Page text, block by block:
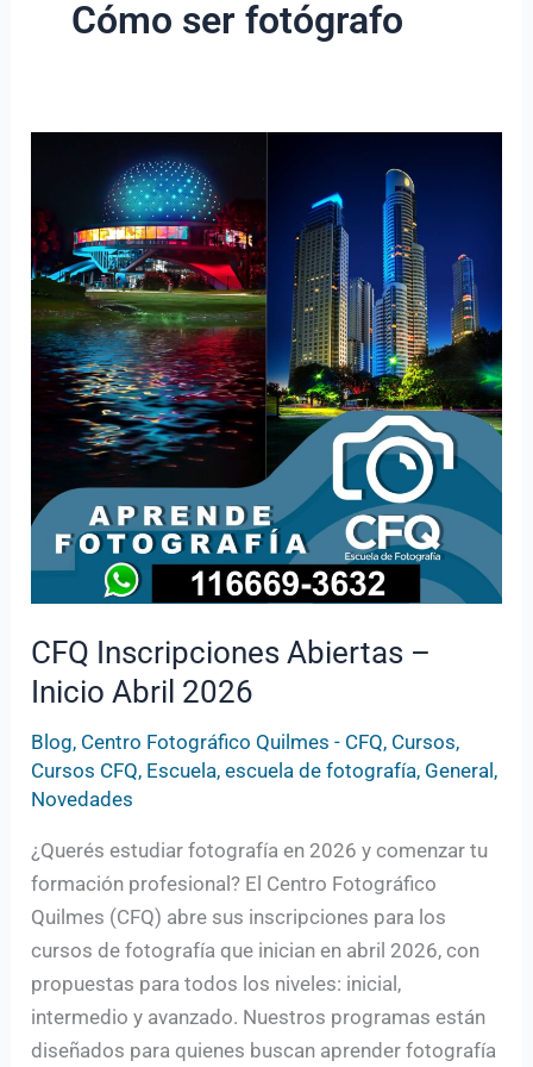
Cómo ser fotógrafo
CFQ Inscripciones Abiertas –
Inicio Abril 2026
Blog, Centro Fotográfico Quilmes - CFQ, Cursos,
Cursos CFQ, Escuela,escuela de fotografía, General ,
Novedades
¿Querés estudiar fotografía en 2026 y comenzar tu
formación profesional? El Centro Fotográfico
Quilmes (CFQ) abre sus inscripciones para los
cursos de fotografía que inician en abril 2026, con
propuestas para todos los niveles: inicial,
intermedio y avanzado. Nuestros programas están
diseñados para quienes buscan aprender fotografía
Inscripciones
Abiertas
–
Inicio
Abril
2026